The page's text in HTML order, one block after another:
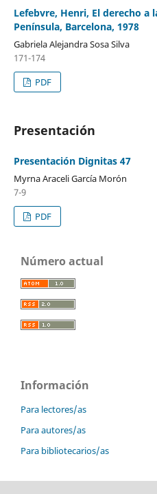
Lefebvre, Henri, El derecho a
Península, Barcelona, 1978
Gabriela Alejandra Sosa Silva
171-174
PDF
Presentación
Presentación Dignitas 47
Myrna Araceli García Morón
7-9
PDF
Número actual
Información
Para lectores/as
Para autores/as
Para bibliotecarios/as